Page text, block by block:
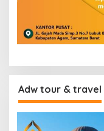
Adw tour & travel